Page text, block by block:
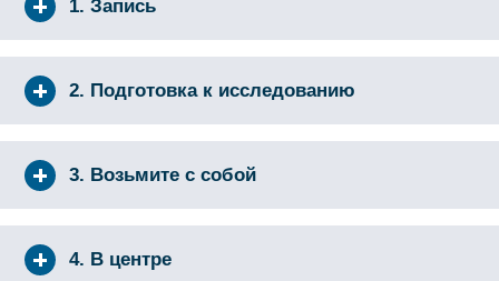
1. Запись
2. Подготовка к исследованию
3. Возьмите с собой
4. В центре